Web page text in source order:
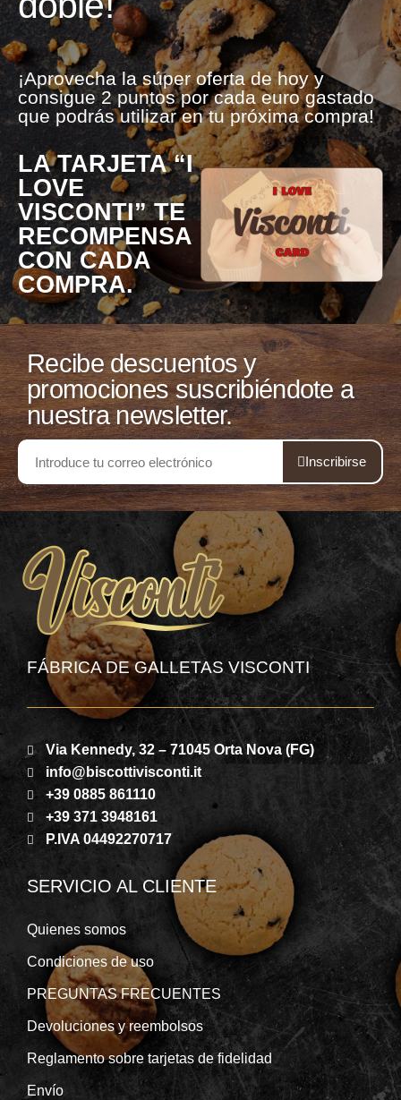
LA TARJETA “I
LOVE
VISCONTI” TE
RECOMPENSA
CON CADA
COMPRA.
¡Aprovecha la súper oferta de hoy y
consigue 2 puntos por cada euro gastado
que podrás utilizar en tu próxima compra!
Recibe descuentos y
promociones suscribiéndote a
nuestra newsletter.
Inscribirse
FÁBRICA DE GALLETAS VISCONTI
Via Kennedy, 32 – 71045 Orta Nova (FG)
info@biscottivisconti.it
+39 0885 861110
+39 371 3948161
P.IVA 04492270717
SERVICIO AL CLIENTE
Quienes somos
Condiciones de uso
PREGUNTAS FRECUENTES
Devoluciones y reembolsos
Reglamento sobre tarjetas de fidelidad
Envío